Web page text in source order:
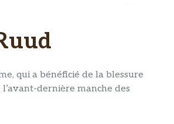
qui a bénéficié de la blessure
dernière manche des